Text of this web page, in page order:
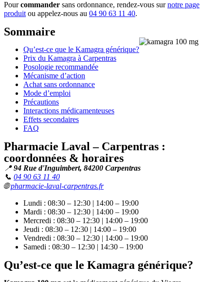
Pourcommander sans ordonnance, rendez-vous surnotre page
produitou appelez-nous au 04 90 63 11 40.
Sommaire
Qu’est-ce que le Kamagra générique?
Prix du Kamagra à Carpentras
Posologie recommandée
Mécanisme d’action
Achat sans ordonnance
Mode d’emploi
Précautions
Interactions médicamenteuses
Effets secondaires
FAQ
Pharmacie Laval – Carpentras :
coordonnées & horaires
📍94 Rue d'Inguimbert, 84200 Carpentras
📞 04 90 63 11 40
🌐pharmacie-laval-carpentras.fr
Lundi : 08:30 – 12:30 | 14:00 – 19:00
Mardi : 08:30 – 12:30 | 14:00 – 19:00
Mercredi : 08:30 – 12:30 | 14:00 – 19:00
Jeudi : 08:30 – 12:30 | 14:00 – 19:00
Vendredi : 08:30 – 12:30 | 14:00 – 19:00
Samedi : 08:30 – 12:30 | 14:30 – 19:00
Qu’est-ce que le Kamagra générique?